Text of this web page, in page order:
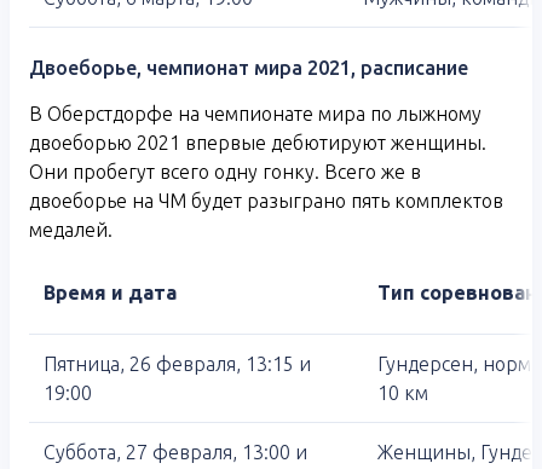
Двоеборье, чемпионат мира 2021, расписание
В Оберстдорфе на чемпионате мира по лыжному
двоеборью 2021 впервые дебютируют женщины.
Они пробегут всего одну гонку. Всего же в
двоеборье на ЧМ будет разыграно пять комплектов
медалей.
Время и дата Тип
Пятница, 26 февраля, 13:15 и
19:00
Гундерсен,
10 км
Суббота, 27 февраля, 13:00 и
Женщины,